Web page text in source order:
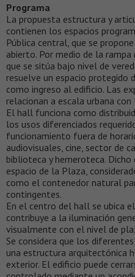
Programa
La propuesta estructura y
contienen los espacios
Pública central, que se
abierto. Por medio de la
que se sitúa bajo nivel de
resuelve un espacio protegido
como ingreso al edificio. Las
relacionan a escala urbana
El hall funciona como
los usos diferenciados
funcionamiento fuera de
audiovisuales, cine, sector de
biblioteca y hemeroteca.
espacio de la Plaza,
como el contenedor natural
contingentes.
En el centro del hall se ubica
contribuye a la iluminación
visualmente con el nivel de
Se considera que los
una estructura arquitectónica
exterior. El edificio puede